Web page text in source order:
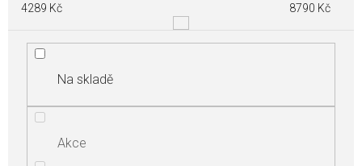
4289 Kč 8790 Kč
Na skladě
Akce